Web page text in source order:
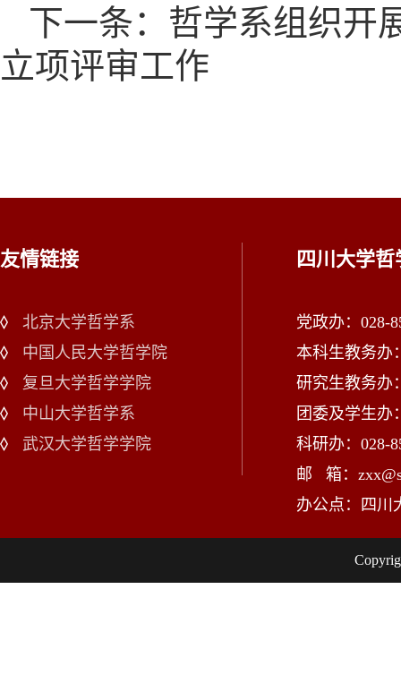
下一条：哲学系组织开
立项评审工作
友情链接
北京大学哲学系
中国人民大学哲学院
复旦大学哲学学院
中山大学哲学系
武汉大学哲学学院
四川大学哲
党政办：028-
本科生教务办
研究生教务办
团委及学生办
科研办：028-
邮 箱：
办公点：四川